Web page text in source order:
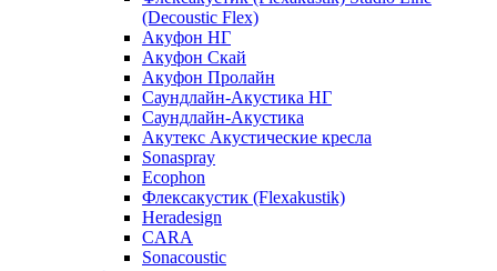
(Decoustic Flex)
Акуфон НГ
Акуфон Скай
Акуфон Пролайн
Саундлайн-Акустика НГ
Саундлайн-Акустика
Акутекс Акустические кресла
Sonaspray
Ecophon
Флексакустик (Flexakustik)
Heradesign
CARA
Sonacoustic